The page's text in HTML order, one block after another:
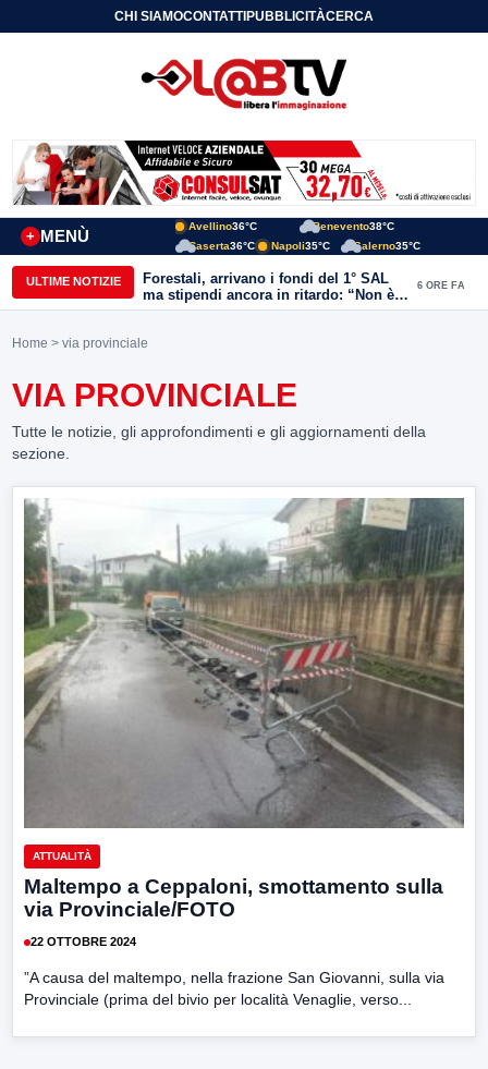
CHI SIAMOCONTATTIPUBBLICITÀCERCA
MENÙ
+
Avellino36°C Benevento38°C
Caserta36°C Napoli35°C Salerno35°C
ULTIME NOTIZIE
Forestali, arrivano i fondi del 1° SAL
ma stipendi ancora in ritardo: “Non è
più sostenibile”
6 ORE FA
Home > via provinciale
VIA PROVINCIALE
Tutte le notizie, gli approfondimenti e gli aggiornamenti della
sezione.
ATTUALITÀ
Maltempo a Ceppaloni, smottamento sulla
via Provinciale/FOTO
22 OTTOBRE 2024
”A causa del maltempo, nella frazione San Giovanni, sulla via
Provinciale (prima del bivio per località Venaglie, verso...